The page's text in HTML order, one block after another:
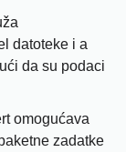
datoteke i a
da su podaci
omogućava
zadatke